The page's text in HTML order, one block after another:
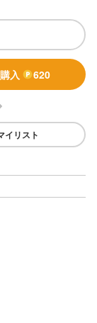
入 620
イリスト